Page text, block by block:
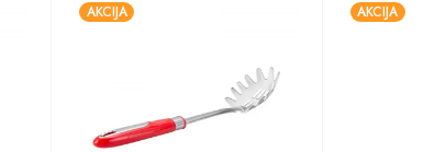
AKCIJA AKCIJA